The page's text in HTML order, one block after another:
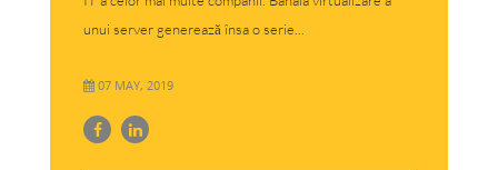
unui server generează însa o serie...
07 MAY, 2019